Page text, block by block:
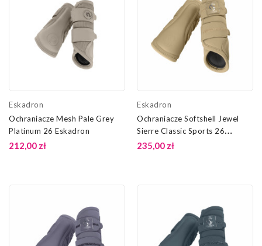
Eskadron
Ochraniacze Mesh Pale Grey
Platinum 26 Eskadron
212,00 zł
Eskadron
Ochraniacze Softshell Jewel
Sierre Classic Sports 26
Eskadron
235,00 zł